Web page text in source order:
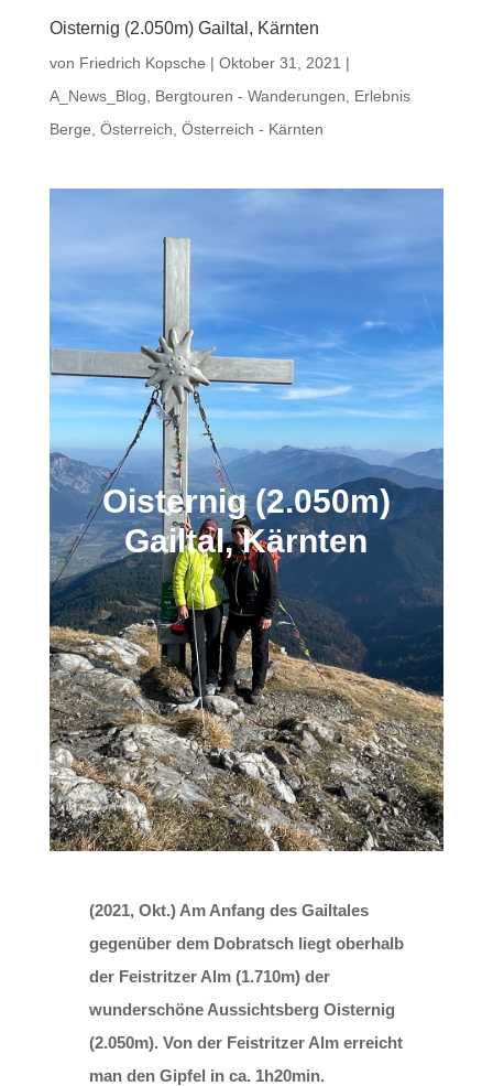
Oisternig (2.050m) Gailtal, Kärnten
von Friedrich Kopsche | Oktober 31, 2021 |
A_News_Blog
Bergtouren - Wanderungen
Erlebnis
Berge Österreich Österreich - Kärnten
Oisternig (2.050m)
Gailtal, Kärnten
(2021, Okt.) Am Anfang des Gailtales
gegenüber dem Dobratsch liegt oberhalb
der Feistritzer Alm (1.710m) der
wunderschöne Aussichtsberg Oisternig
(2.050m). Von der Feistritzer Alm erreicht
man den Gipfel in ca. 1h20min.